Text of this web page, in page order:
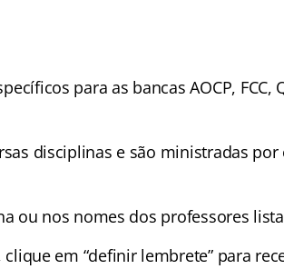
para as bancas AOCP, FCC,
disciplinas e são ministradas por
ou nos nomes dos professores
em “definir lembrete” para